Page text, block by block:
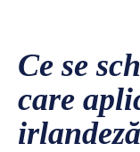
Ce se
care
irlandeză